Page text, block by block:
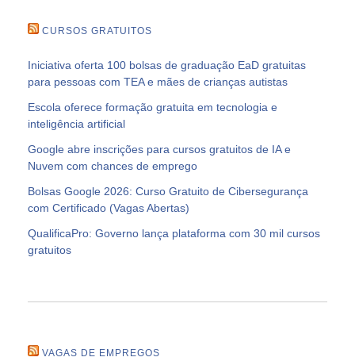
CURSOS GRATUITOS
Iniciativa oferta 100 bolsas de graduação EaD gratuitas
para pessoas com TEA e mães de crianças autistas
Escola oferece formação gratuita em tecnologia e
inteligência artificial
Google abre inscrições para cursos gratuitos de IA e
Nuvem com chances de emprego
Bolsas Google 2026: Curso Gratuito de Cibersegurança
com Certificado (Vagas Abertas)
QualificaPro: Governo lança plataforma com 30 mil cursos
gratuitos
VAGAS DE EMPREGOS